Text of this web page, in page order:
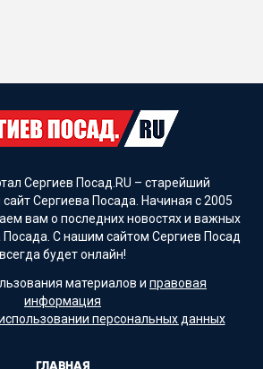
Сергиев Посад.RU – старейший
Сергиева Посада. Начиная с 2005
вам о последних новостях и важных
Посада. С нашим сайтом Сергиев Посад
всегда будет онлайн!
материалов и правовая
информация
персональных данных
ГЛАВНАЯ